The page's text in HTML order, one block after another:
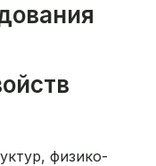
физико-